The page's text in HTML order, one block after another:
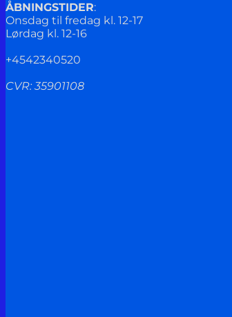
ÅBNINGSTIDER:
Onsdag til fredag kl. 12-17
Lørdag kl. 12-16
+4542340520
CVR: 35901108